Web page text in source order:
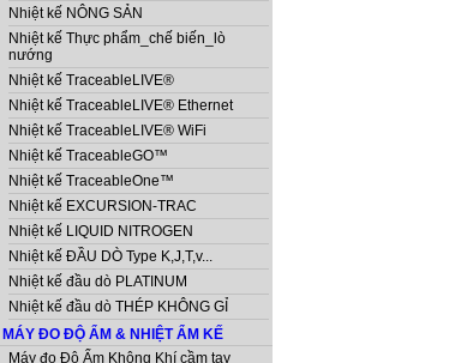
Nhiệt kế NÔNG SẢN
Nhiệt kế Thực phẩm_chế biến_lò
nướng
Nhiệt kế TraceableLIVE®
Nhiệt kế TraceableLIVE® Ethernet
Nhiệt kế TraceableLIVE® WiFi
Nhiệt kế TraceableGO™
Nhiệt kế TraceableOne™
Nhiệt kế EXCURSION-TRAC
Nhiệt kế LIQUID NITROGEN
Nhiệt kế ĐẦU DÒ Type K,J,T,v...
Nhiệt kế đầu dò PLATINUM
Nhiệt kế đầu dò THÉP KHÔNG GỈ
MÁY ĐO ĐỘ ẨM & NHIỆT ẨM KẾ
Máy đo Độ Ẩm Không Khí cầm tay